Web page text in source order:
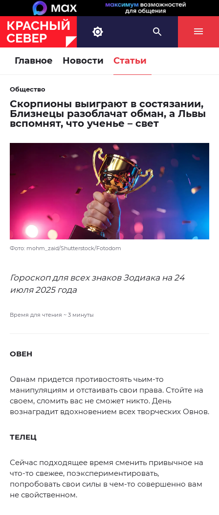
Главное Новости Статьи
Общество
Скорпионы выиграют в состязании,
Близнецы разоблачат обман, а Львы
вспомнят, что ученье – свет
Фото: mohm_zaid/Shutterstock/Fotodom
Гороскоп для всех знаков Зодиака на 24
июля 2025 года
Время для чтения ~ 3 минуты
ОВЕН
Овнам придется противостоять чьим-то
манипуляциям и отстаивать свои права. Стойте на
своем, сломить вас не сможет никто. День
вознаградит вдохновением всех творческих Овнов.
ТЕЛЕЦ
Сейчас подходящее время сменить привычное на
что-то свежее, поэкспериментировать,
попробовать свои силы в чем-то совершенно вам
не свойственном.